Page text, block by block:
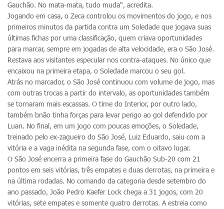
Gauchão. No mata-mata, tudo muda", acredita.
Jogando em casa, o Zeca controlou os movimentos do jogo, e nos
primeiros minutos da partida contra um Soledade que jogava suas
últimas fichas por uma classificação, quem criava oportunidades
para marcar, sempre em jogadas de alta velocidade, era o São José.
Restava aos visitantes especular nos contra-ataques. No único que
encaixou na primeira etapa, o Soledade marcou o seu gol.
Atrás no marcador, o São José continuou com volume de jogo, mas
com outras trocas a partir do intervalo, as oportunidades também
se tornaram mais escassas. O time do Interior, por outro lado,
também bnão tinha forças para levar perigo ao gol defendido por
Luan. No final, em um jogo com poucas emoções, o Soledade,
treinado pelo ex-zagueiro do São José, Luiz Eduardo, saiu com a
vitória e a vaga inédita na segunda fase, com o oitavo lugar.
O São José encerra a primeira fase do Gauchão Sub-20 com 21
pontos em seis vitórias, três empates e duas derrotas, na primeira e
na última rodadas. No comando da categoria desde setembro do
ano passado, João Pedro Kaefer Lock chega a 31 jogos, com 20
vitórias, sete empates e somente quatro derrotas. A estreia como